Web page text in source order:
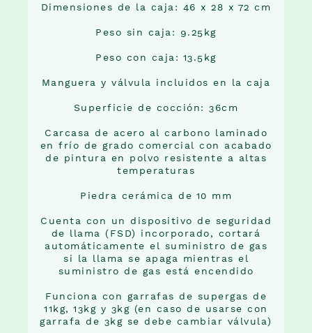
Dimensiones de la caja: 46 x 28 x 72 cm
Peso sin caja: 9.25kg
Peso con caja: 13.5kg
Manguera y válvula incluidos en la caja
Superficie de cocción: 36cm
Carcasa de acero al carbono laminado
en frío de grado comercial con acabado
de pintura en polvo resistente a altas
temperaturas
Piedra cerámica de 10 mm
Cuenta con un dispositivo de seguridad
de llama (FSD) incorporado, cortará
automáticamente el suministro de gas
si la llama se apaga mientras el
suministro de gas está encendido
Funciona con garrafas de supergas de
11kg, 13kg y 3kg (en caso de usarse con
garrafa de 3kg se debe cambiar válvula)